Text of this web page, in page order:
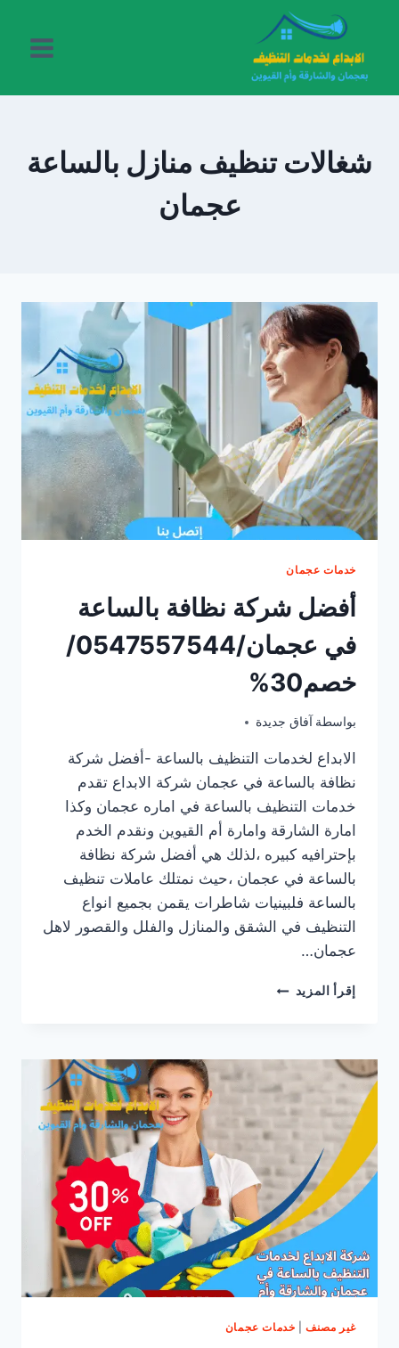
المحتوى
شغالات تنظيف منازل بالساعة
عجمان
خدمات عجمان
أفضل شركة نظافة بالساعة
في عجمان/0547557544/
خصم30%
بواسطة آفاق جديدة مايو 3, 2025
الابداع لخدمات التنظيف بالساعة -أفضل شركة
نظافة بالساعة في عجمان شركة الابداع تقدم
خدمات التنظيف بالساعة في اماره عجمان وكذا
امارة الشارقة وامارة أم القيوين ونقدم الخدم
بإحترافيه كبيره ،لذلك هي أفضل شركة نظافة
بالساعة في عجمان ،حيث نمتلك عاملات تنظيف
بالساعة فلبينيات شاطرات يقمن بجميع انواع
التنظيف في الشقق والمنازل والفلل والقصور لاهل
عجمان…
إقرأ المزيد أفضل
في
غير مصنف| خدمات عجمان